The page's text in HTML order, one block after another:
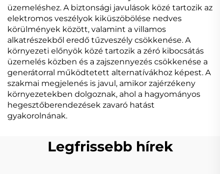
üzemeléshez. A biztonsági javulások közé tartozik az
elektromos veszélyok kiküszöbölése nedves
körülmények között, valamint a villamos
alkatrészekből eredő tűzveszély csökkenése. A
környezeti előnyök közé tartozik a zéró kibocsátás
üzemelés közben és a zajszennyezés csökkenése a
generátorral működtetett alternatívákhoz képest. A
szakmai megjelenés is javul, amikor zajérzékeny
környezetekben dolgoznak, ahol a hagyományos
hegesztőberendezések zavaró hatást
gyakorolnának.
Legfrissebb hírek